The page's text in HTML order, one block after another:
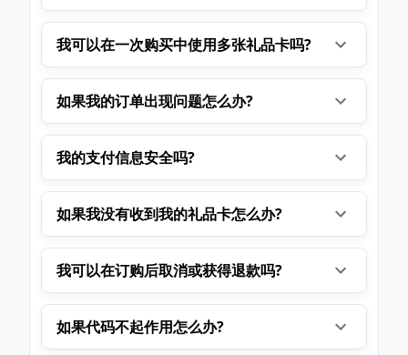
我可以在一次购买中使用多张礼品卡吗?
如果我的订单出现问题怎么办?
我的支付信息安全吗?
如果我没有收到我的礼品卡怎么办?
我可以在订购后取消或获得退款吗?
如果代码不起作用怎么办?